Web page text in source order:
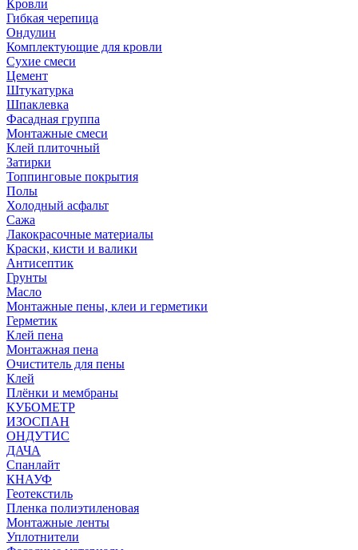
Кровли
Гибкая черепица
Ондулин
Комплектующие для кровли
Сухие смеси
Цемент
Штукатурка
Шпаклевка
Фасадная группа
Монтажные смеси
Клей плиточный
Затирки
Топпинговые покрытия
Полы
Холодный асфальт
Сажа
Лакокрасочные материалы
Краски, кисти и валики
Антисептик
Грунты
Масло
Монтажные пены, клеи и герметики
Герметик
Клей пена
Монтажная пена
Очиститель для пены
Клей
Плёнки и мембраны
КУБОМЕТР
ИЗОСПАН
ОНДУТИС
ДАЧА
Спанлайт
КНАУФ
Геотекстиль
Пленка полиэтиленовая
Монтажные ленты
Уплотнители